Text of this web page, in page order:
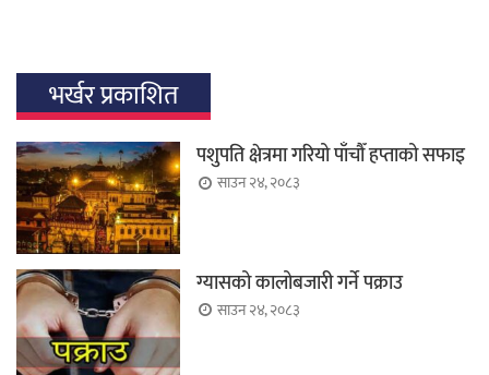
भर्खर प्रकाशित
पशुपति क्षेत्रमा गरियो पाँचौँ हप्ताको सफाइ
साउन २४, २०८३
ग्यासको कालोबजारी गर्ने पक्राउ
साउन २४, २०८३